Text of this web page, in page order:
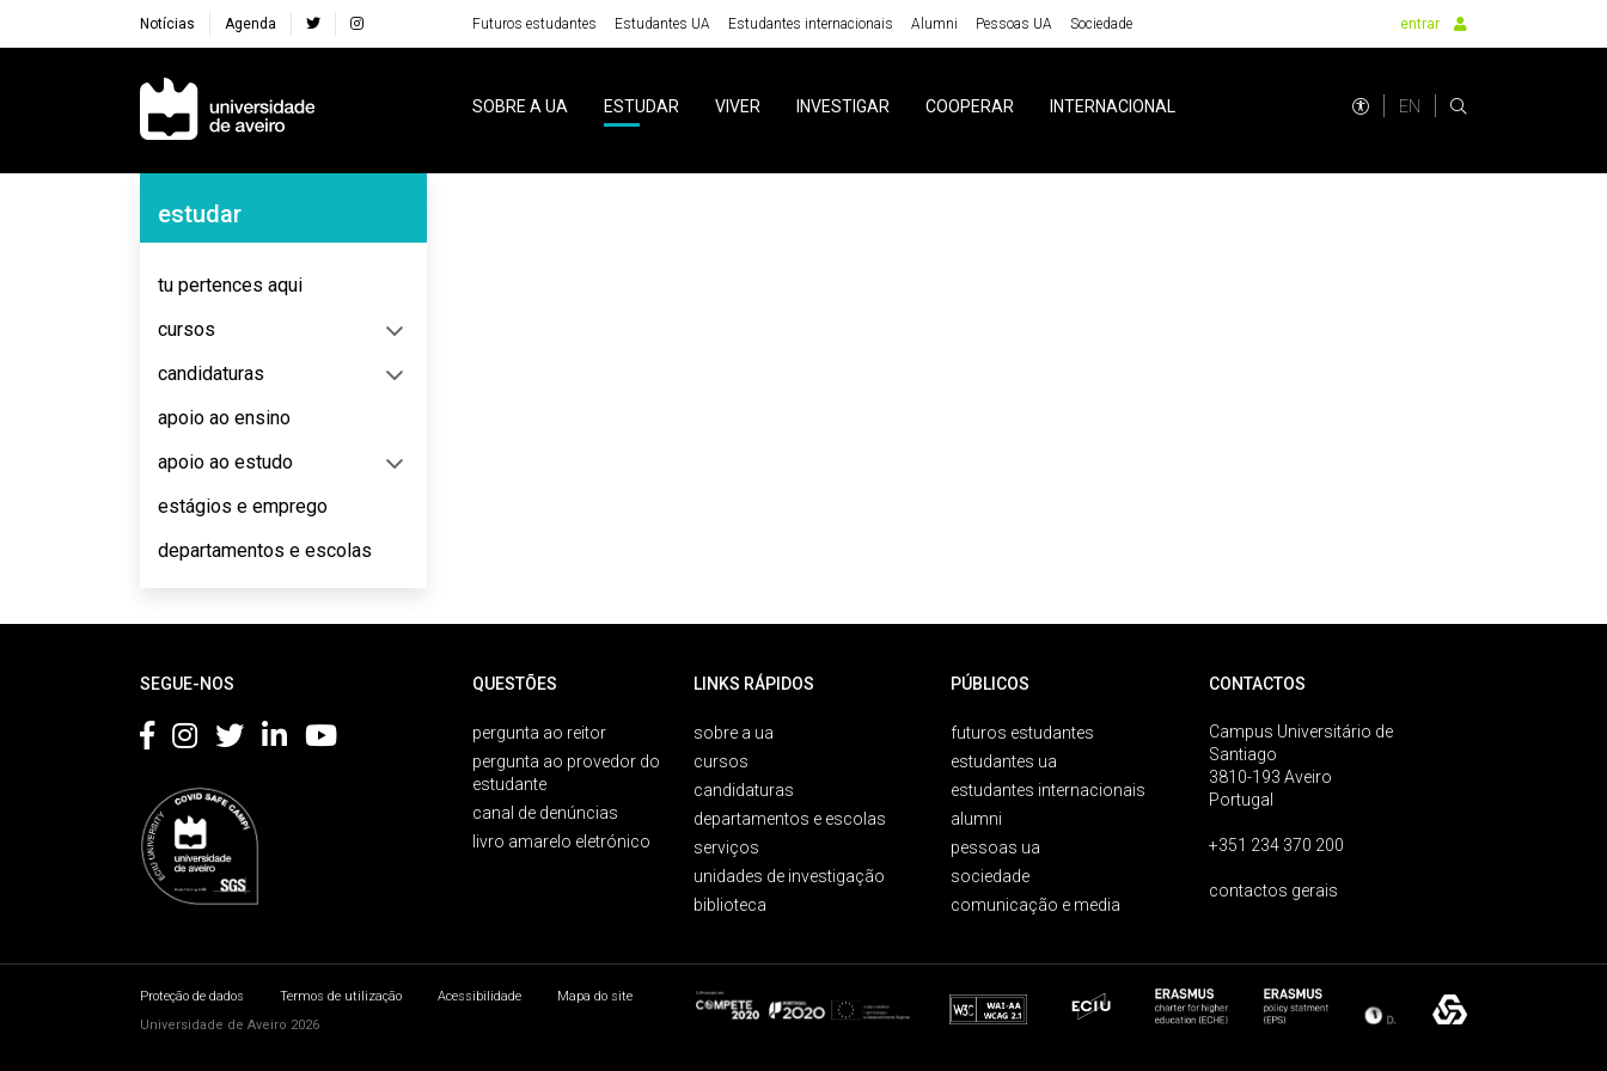
Notícias Agenda Futuros estudantes Estudantes UA Estudantes internacionais Alumni Pessoas UA Sociedade entrar
Navegação Principal
SOBRE A UA ESTUDAR VIVER INVESTIGAR COOPERAR INTERNACIONAL EN
Navegação Lateral
estudar
tu pertences aqui
cursos
candidaturas
apoio ao ensino
apoio ao estudo
estágios e emprego
departamentos e escolas
SEGUE-NOS QUESTÕES
pergunta ao reitor
pergunta ao provedor do
estudante
canal de denúncias
livro amarelo eletrónico
LINKS RÁPIDOS
sobre a ua
cursos
candidaturas
departamentos e escolas
serviços
unidades de investigação
biblioteca
PÚBLICOS
futuros estudantes
estudantes ua
estudantes internacionais
alumni
pessoas ua
sociedade
comunicação e media
CONTACTOS
Campus Universitário de
Santiago
3810-193 Aveiro
Portugal
+351 234 370 200
contactos gerais
Proteção de dados Termos de utilização Acessibilidade
Mapa do site
Universidade de Aveiro 2026